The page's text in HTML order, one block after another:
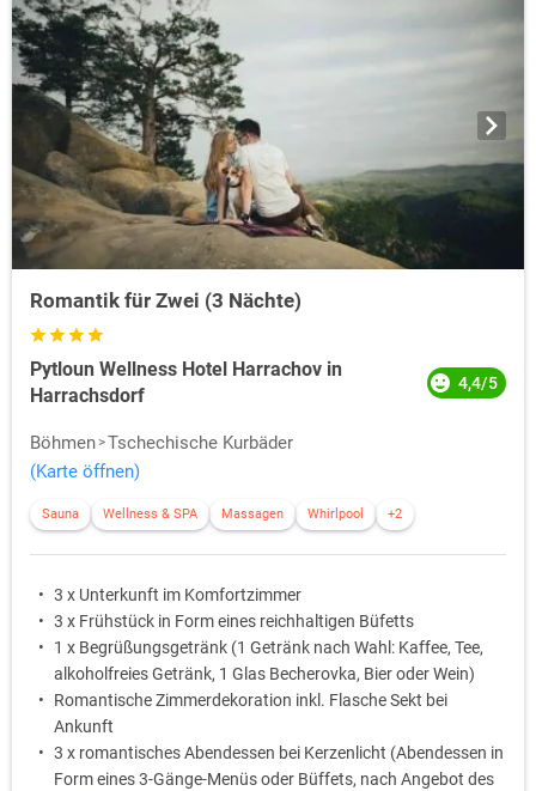
Romantik für Zwei (3 Nächte)
Pytloun Wellness Hotel Harrachov in
Harrachsdorf
4,4/5
Böhmen Tschechische Kurbäder
(Karte öffnen)
Sauna Wellness & SPA Massagen Whirlpool +2
3 x Unterkunft im Komfortzimmer
3 x Frühstück in Form eines reichhaltigen Büfetts
1 x Begrüßungsgetränk (1 Getränk nach Wahl: Kaffee, Tee,
alkoholfreies Getränk, 1 Glas Becherovka, Bier oder Wein)
Romantische Zimmerdekoration inkl. Flasche Sekt bei
Ankunft
3 x romantisches Abendessen bei Kerzenlicht (Abendessen in
Form eines 3-Gänge-Menüs oder Büffets, nach Angebot des